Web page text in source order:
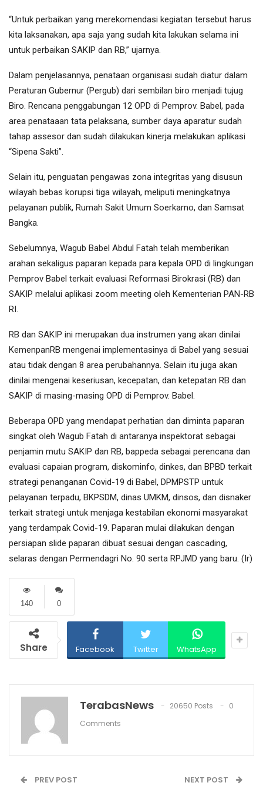
“Untuk perbaikan yang merekomendasi kegiatan tersebut harus
kita laksanakan, apa saja yang sudah kita lakukan selama ini
untuk perbaikan SAKIP dan RB,” ujarnya.
Dalam penjelasannya, penataan organisasi sudah diatur dalam
Peraturan Gubernur (Pergub) dari sembilan biro menjadi tujug
Biro. Rencana penggabungan 12 OPD di Pemprov. Babel, pada
area penataaan tata pelaksana, sumber daya aparatur sudah
tahap assesor dan sudah dilakukan kinerja melakukan aplikasi
“Sipena Sakti”.
Selain itu, penguatan pengawas zona integritas yang disusun
wilayah bebas korupsi tiga wilayah, meliputi meningkatnya
pelayanan publik, Rumah Sakit Umum Soerkarno, dan Samsat
Bangka.
Sebelumnya, Wagub Babel Abdul Fatah telah memberikan
arahan sekaligus paparan kepada para kepala OPD di lingkungan
Pemprov Babel terkait evaluasi Reformasi Birokrasi (RB) dan
SAKIP melalui aplikasi zoom meeting oleh Kementerian PAN-RB
RI.
RB dan SAKIP ini merupakan dua instrumen yang akan dinilai
KemenpanRB mengenai implementasinya di Babel yang sesuai
atau tidak dengan 8 area perubahannya. Selain itu juga akan
dinilai mengenai keseriusan, kecepatan, dan ketepatan RB dan
SAKIP di masing-masing OPD di Pemprov. Babel.
Beberapa OPD yang mendapat perhatian dan diminta paparan
singkat oleh Wagub Fatah di antaranya inspektorat sebagai
penjamin mutu SAKIP dan RB, bappeda sebagai perencana dan
evaluasi capaian program, diskominfo, dinkes, dan BPBD terkait
strategi penanganan Covid-19 di Babel, DPMPSTP untuk
pelayanan terpadu, BKPSDM, dinas UMKM, dinsos, dan disnaker
terkait strategi untuk menjaga kestabilan ekonomi masyarakat
yang terdampak Covid-19. Paparan mulai dilakukan dengan
persiapan slide paparan dibuat sesuai dengan cascading,
selaras dengan Permendagri No. 90 serta RPJMD yang baru. (Ir)
0
140
Share Facebook Twitter WhatsApp
TerabasNews 20650 Posts
0
Comments
PREV POST NEXT POST